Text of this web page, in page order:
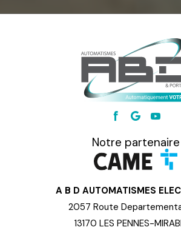
Notre partenaire
A B D AUTOMATISMES
2057 Route
13170 LES PENNES-